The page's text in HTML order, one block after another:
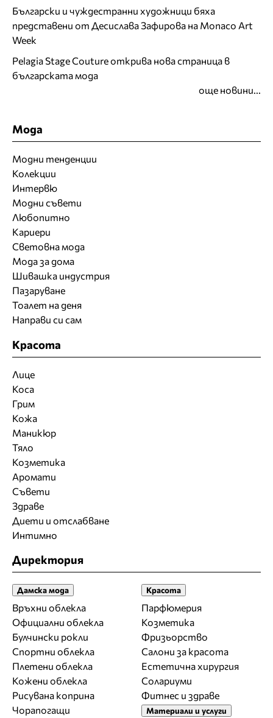
Български и чуждестранни художници бяха
представени от Десислава Зафирова на Monaco Art
Week
Pelagia Stage Couture открива нова страница в
българската мода
още новини...
Мода
Модни тенденции
Колекции
Интервю
Модни съвети
Любопитно
Кариери
Световна мода
Мода за дома
Шивашка индустрия
Пазаруване
Тоалет на деня
Направи си сам
Красота
Лице
Коса
Грим
Кожа
Маникюр
Тяло
Козметика
Аромати
Съвети
Здраве
Диети и отслабване
Интимно
Директория
Дамска мода
Връхни облекла
Официални облекла
Булчински рокли
Спортни облекла
Плетени облекла
Кожени облекла
Рисувана коприна
Чорапогащи
Красота
Парфюмерия
Козметика
Фризьорство
Салони за красота
Естетична хирургия
Солариуми
Фитнес и здраве
Материали и услуги